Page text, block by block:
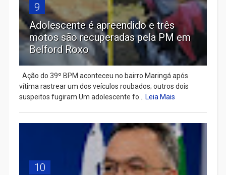
9
Adolescente é apreendido e três
motos são recuperadas pela PM em
Belford Roxo
Ação do 39º BPM aconteceu no bairro Maringá após
vítima rastrear um dos veículos roubados; outros dois
suspeitos fugiram Um adolescente fo...
Leia Mais
10